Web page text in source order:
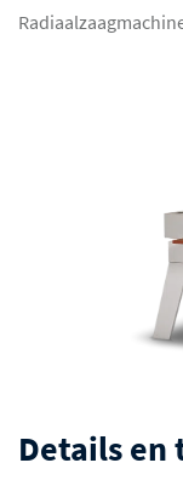
Details en